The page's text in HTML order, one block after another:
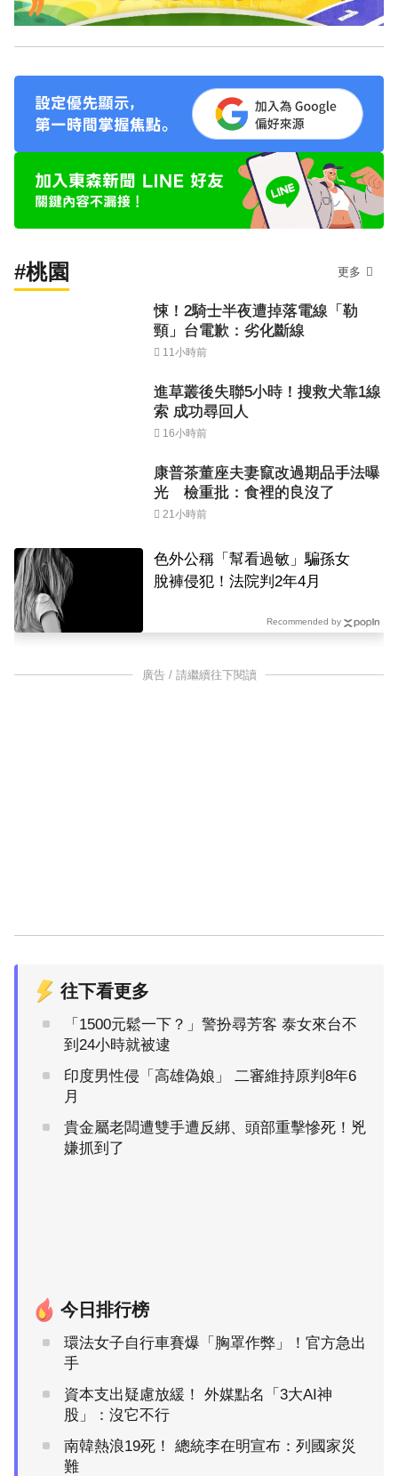
#桃園 更多
悚！2騎士半夜遭掉落電線「勒
頸」台電歉：劣化斷線
11小時前
進草叢後失聯5小時！搜救犬靠1線
索 成功尋回人
16小時前
康普茶董座夫妻竄改過期品手法曝
光 檢重批：食裡的良沒了
21小時前
色外公稱「幫看過敏」騙孫女
脫褲侵犯！法院判2年4月
Recommended by
廣告 / 請繼續往下閱讀
往下看更多
「1500元鬆一下？」警扮尋芳客 泰女來台不
到24小時就被逮
印度男性侵「高雄偽娘」 二審維持原判8年6
月
貴金屬老闆遭雙手遭反綁、頭部重擊慘死！兇
嫌抓到了
今日排行榜
環法女子自行車賽爆「胸罩作弊」！官方急出
手
資本支出疑慮放緩！ 外媒點名「3大AI神
股」：沒它不行
南韓熱浪19死！ 總統李在明宣布：列國家災
難